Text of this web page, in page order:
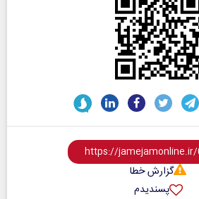
گزارش خطا
پسندیدم